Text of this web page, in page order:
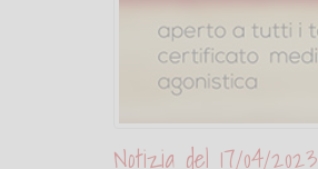
Notizia del 17/04/2023